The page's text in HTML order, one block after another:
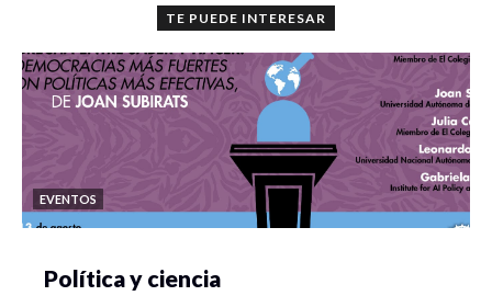
TE PUEDE INTERESAR
EVENTOS
Política y ciencia